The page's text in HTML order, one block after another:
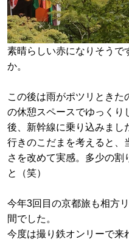
素晴らしい赤になりそうで
か。
この後は雨がポツリとき
の休憩スペースでゆっくり
後、新幹線に乗り込みまし
行きのこだまを考えると、
さを改めて実感。多少の割
と（笑）
今年3回目の京都旅も相方
間でした。
今度は撮り鉄オンリーで来